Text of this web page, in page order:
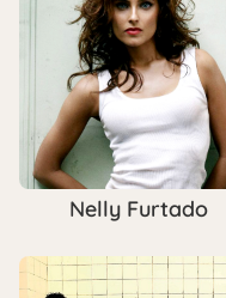
Nelly Furtado